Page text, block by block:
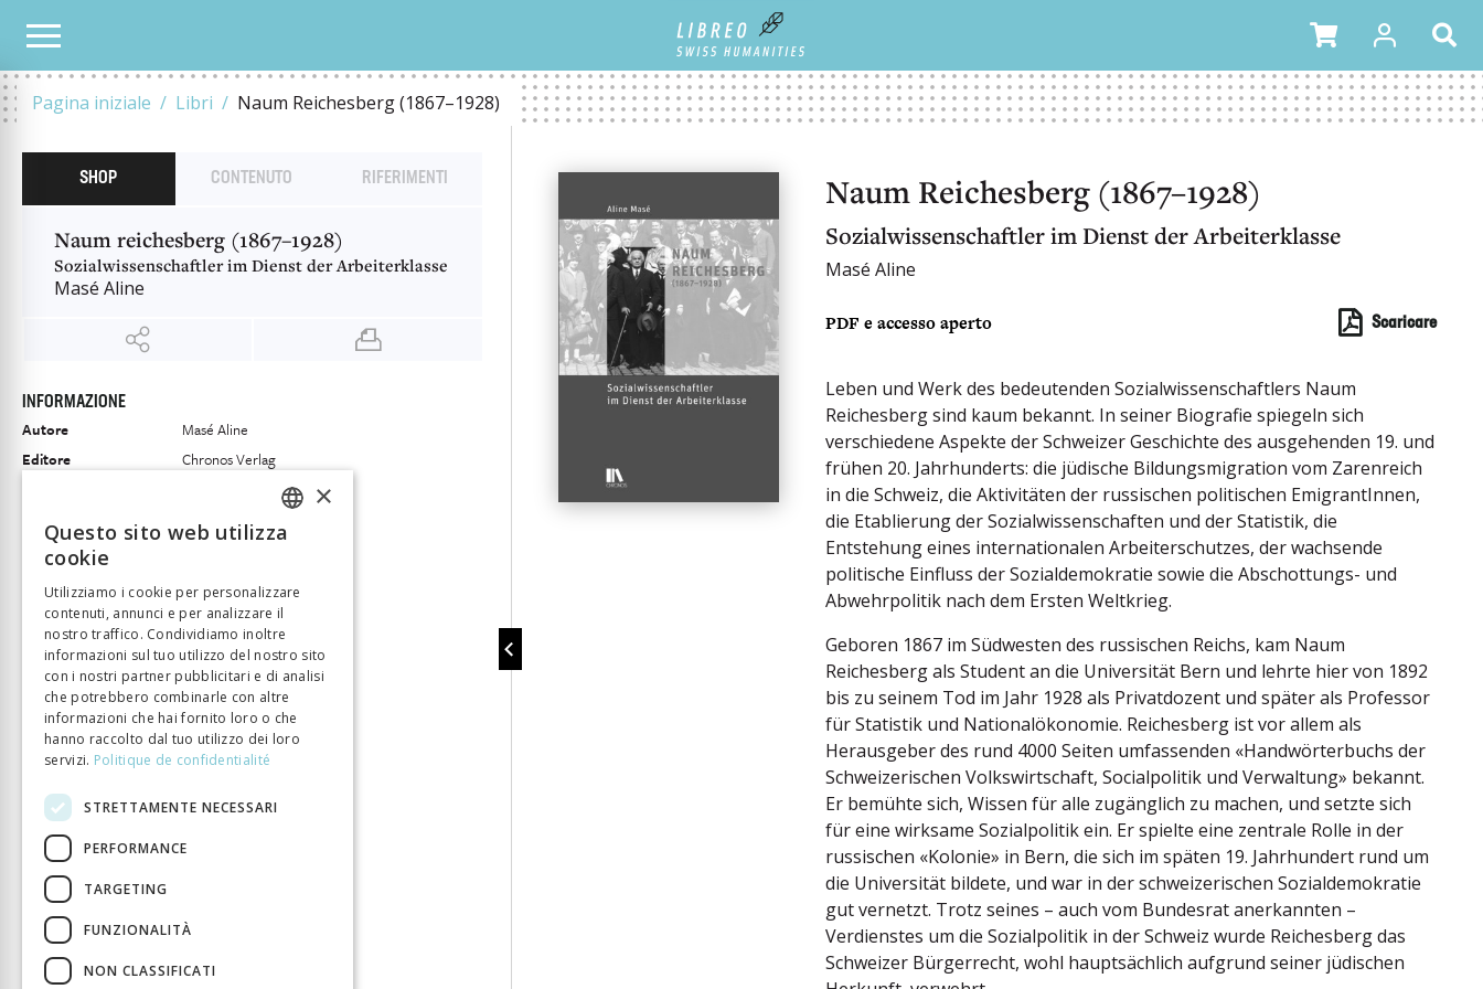
Pagina iniziale Libri Naum Reichesberg (1867–1928)
OUR CATALOGUE
Naum Reichesberg (1867–1928)
Sozialwissenschaftler im Dienst der Arbeiterklasse
Masé Aline
PDF e accesso aperto Scaricare
Leben und Werk des bedeutenden Sozialwissenschaftlers Naum
Reichesberg sind kaum bekannt. In seiner Biografie spiegeln sich
verschiedene Aspekte der Schweizer Geschichte des ausgehenden 19. und
frühen 20. Jahrhunderts: die jüdische Bildungsmigration vom Zarenreich
in die Schweiz, die Aktivitäten der russischen politischen EmigrantInnen,
die Etablierung der Sozialwissenschaften und der Statistik, die
Entstehung eines internationalen Arbeiterschutzes, der wachsende
politische Einfluss der Sozialdemokratie sowie die Abschottungs- und
Abwehrpolitik nach dem Ersten Weltkrieg.
Geboren 1867 im Südwesten des russischen Reichs, kam Naum
Reichesberg als Student an die Universität Bern und lehrte hier von 1892
bis zu seinem Tod im Jahr 1928 als Privatdozent und später als Professor
für Statistik und Nationalökonomie. Reichesberg ist vor allem als
Herausgeber des rund 4000 Seiten umfassenden «Handwörterbuchs der
Schweizerischen Volkswirtschaft, Socialpolitik und Verwaltung» bekannt.
Er bemühte sich, Wissen für alle zugänglich zu machen, und setzte sich
für eine wirksame Sozialpolitik ein. Er spielte eine zentrale Rolle in der
russischen «Kolonie» in Bern, die sich im späten 19. Jahrhundert rund um
die Universität bildete, und war in der schweizerischen Sozialdemokratie
gut vernetzt. Trotz seines – auch vom Bundesrat anerkannten –
Verdienstes um die Sozialpolitik in der Schweiz wurde Reichesberg das
Schweizer Bürgerrecht, wohl hauptsächlich aufgrund seiner jüdischen
SHOP CONTENUTO RIFERIMENTI
Naum reichesberg (1867–1928)
Sozialwissenschaftler im Dienst der Arbeiterklasse
Masé Aline
INFORMAZIONE
Autore
Masé Aline
Editore
Chronos Verlag
Allemand
Numero di pagine
Tipo di libro
Monographie
DOI
10.33057/chronos.1544
FRENCH
×
Questo sito web utilizza
cookie
Utilizziamo i cookie per personalizzare
contenuti, annunci e per analizzare il
nostro traffico. Condividiamo inoltre
informazioni sul tuo utilizzo del nostro sito
con i nostri partner pubblicitari e di analisi
che potrebbero combinarle con altre
informazioni che hai fornito loro o che
hanno raccolto dal tuo utilizzo dei loro
servizi. Politique de confidentialité
STRETTAMENTE NECESSARI
PERFORMANCE
TARGETING
FUNZIONALITÀ
NON CLASSIFICATI